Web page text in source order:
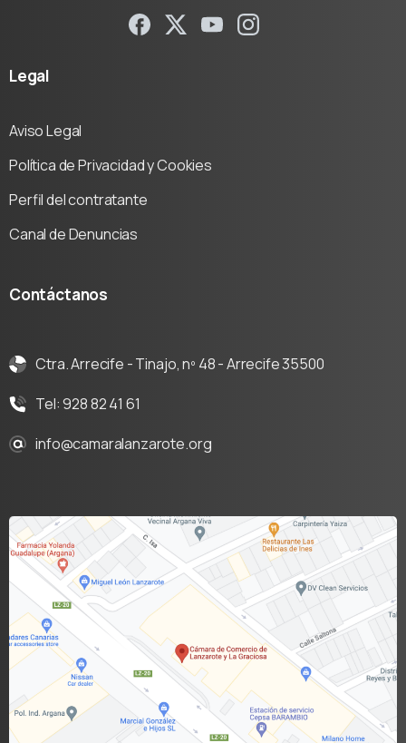
Legal
Aviso Legal
Política de Privacidad y Cookies
Perfil del contratante
Canal de Denuncias
Contáctanos
Ctra. Arrecife - Tinajo, nº 48 - Arrecife 35500
Tel: 928 82 41 61
info@camaralanzarote.org